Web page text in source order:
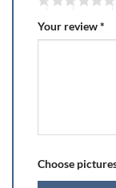
Your review*
Choose